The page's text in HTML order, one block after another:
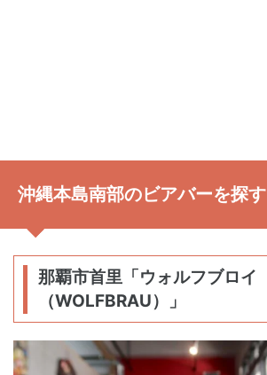
沖縄本島南部のビアバーを探す
那覇市首里「ウォルフブロイ
（WOLFBRAU）」